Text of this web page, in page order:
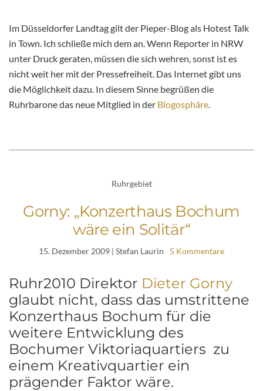
Im Düsseldorfer Landtag gilt der Pieper-Blog als Hotest Talk
in Town. Ich schließe mich dem an. Wenn Reporter in NRW
unter Druck geraten, müssen die sich wehren, sonst ist es
nicht weit her mit der Pressefreiheit. Das Internet gibt uns
die Möglichkeit dazu. In diesem Sinne begrüßen die
Ruhrbarone das neue Mitglied in der Blogosphäre.
Ruhrgebiet
Gorny: „Konzerthaus Bochum
wäre ein Solitär“
15. Dezember 2009 | Stefan Laurin 5 Kommentare
Ruhr2010 Direktor Dieter Gorny
glaubt nicht, dass das umstrittene
Konzerthaus Bochum für die
weitere Entwicklung des
Bochumer Viktoriaquartiers zu
einem Kreativquartier ein
prägender Faktor wäre.